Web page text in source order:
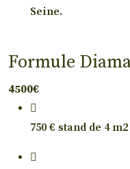
Seine.
Formule
4500€
750 € stand de 4